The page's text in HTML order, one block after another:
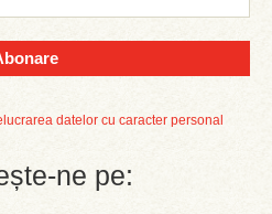
datelor cu caracter personal
ne pe: